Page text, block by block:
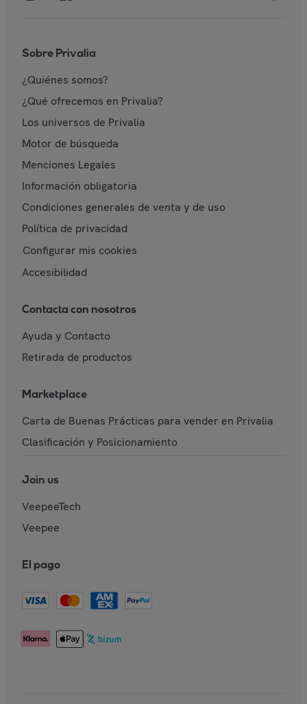
Sobre Privalia
¿Quiénes somos?
¿Qué ofrecemos en Privalia?
Los universos de Privalia
Motor de búsqueda
Menciones Legales
Información obligatoria
Condiciones generales de venta y de uso
Política de privacidad
Configurar mis cookies
Accesibilidad
Contacta con nosotros
Ayuda y Contacto
Retirada de productos
Marketplace
Carta de Buenas Prácticas para vender en Privalia
Clasificación y Posicionamiento
Join us
VeepeeTech
Veepee
El pago